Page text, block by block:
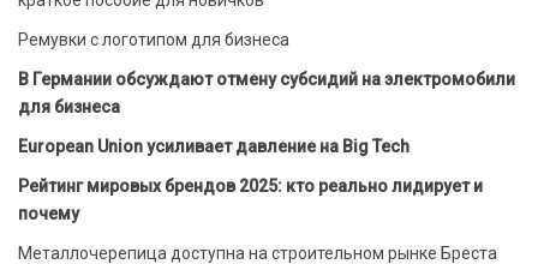
Ремувки с логотипом для бизнеса
В Германии обсуждают отмену субсидий на электромобили
для бизнеса
European Union усиливает давление на Big Tech
Рейтинг мировых брендов 2025: кто реально лидирует и
почему
Металлочерепица доступна на строительном рынке Бреста